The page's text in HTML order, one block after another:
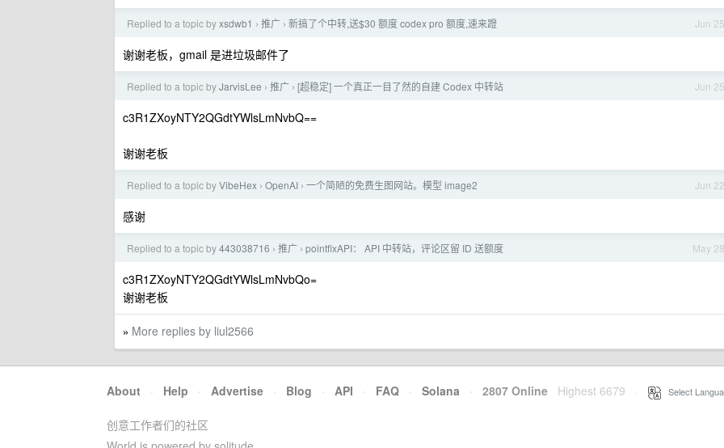
Jun 25
Replied to a topic byxsdwb1 › 推广 › 新搞了个中转,送$30 额度 codex pro 额度,速来蹬
谢谢老板，gmail 是进垃圾邮件了
Jun 25
Replied to a topic byJarvisLee › 推广 › [超稳定] 一个真正一目了然的自建 Codex 中转站
c3R1ZXoyNTY2QGdtYWlsLmNvbQ==
谢谢老板
Jun 22
Replied to a topic byVibeHex › OpenAI › 一个简陋的免费生图网站。模型 image2
感谢
May 28
Replied to a topic by443038716 › 推广 › pointfixAPI： API 中转站，评论区留 ID 送额度
c3R1ZXoyNTY2QGdtYWlsLmNvbQo=
谢谢老板
» More replies by liul2566
About · Help · Advertise · Blog · API · FAQ · Solana · 2807 Online Highest 6679 Select
创意工作者们的社区